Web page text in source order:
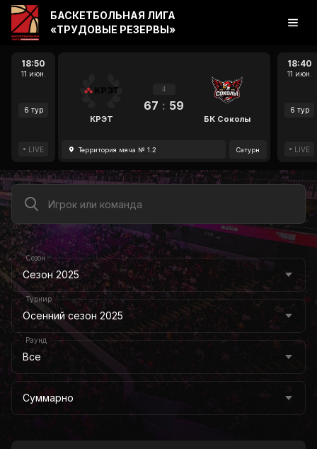
18:50
11 июн.
6 тур
LIVE
КРЭТ
4
67 : 59
БК Соколы
Территория мяча № 1.2 Сатурн
18:40
11 июн.
6 тур
LIVE
БАСКЕТБОЛЬНАЯ ЛИГА
«ТРУДОВЫЕ РЕЗЕРВЫ»
Сезон 2025
Сезон
Осенний сезон 2025
Турнир
Все
Раунд
Суммарно